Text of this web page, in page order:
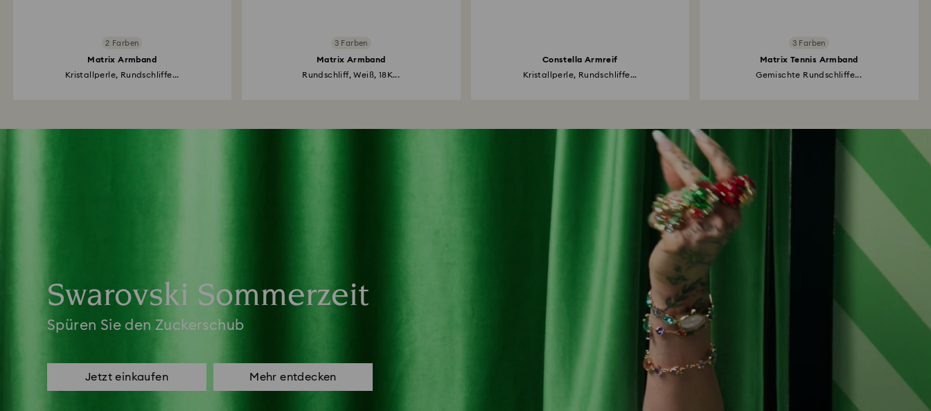
2 Farben
Matrix Armband
Kristallperle, Rundschliffe...
3 Farben
Matrix Armband
Rundschliff, Weiß, 18K...
Constella Armreif
Kristallperle, Rundschliffe...
3 Farben
Matrix Tennis Armband
Gemischte Rundschliffe...
Swarovski Sommerzeit
Spüren Sie den Zuckerschub
Jetzt einkaufen Mehr entdecken